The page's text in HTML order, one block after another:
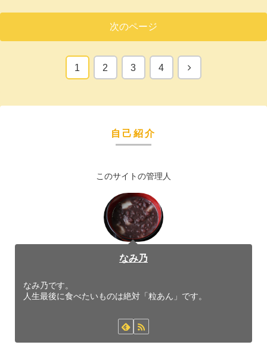
次のページ
1 2 3 4 次
自己紹介
このサイトの管理人
なみ乃
なみ乃です。
人生最後に食べたいものは絶対「粒あん」です。